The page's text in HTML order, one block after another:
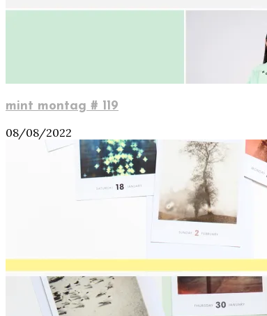
mint montag # 119
08/08/2022